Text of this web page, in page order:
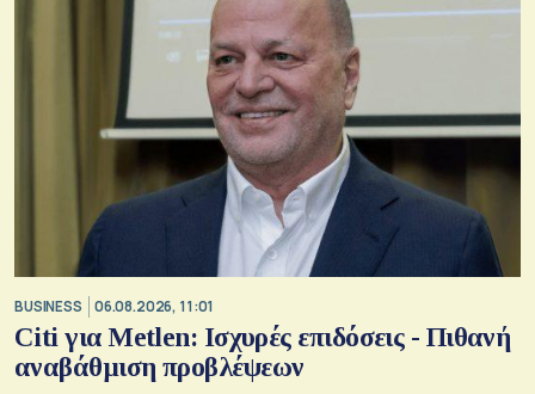
BUSINESS 06.08.2026, 11:01
Citi για Metlen: Ισχυρές επιδόσεις - Πιθανή
αναβάθμιση προβλέψεων